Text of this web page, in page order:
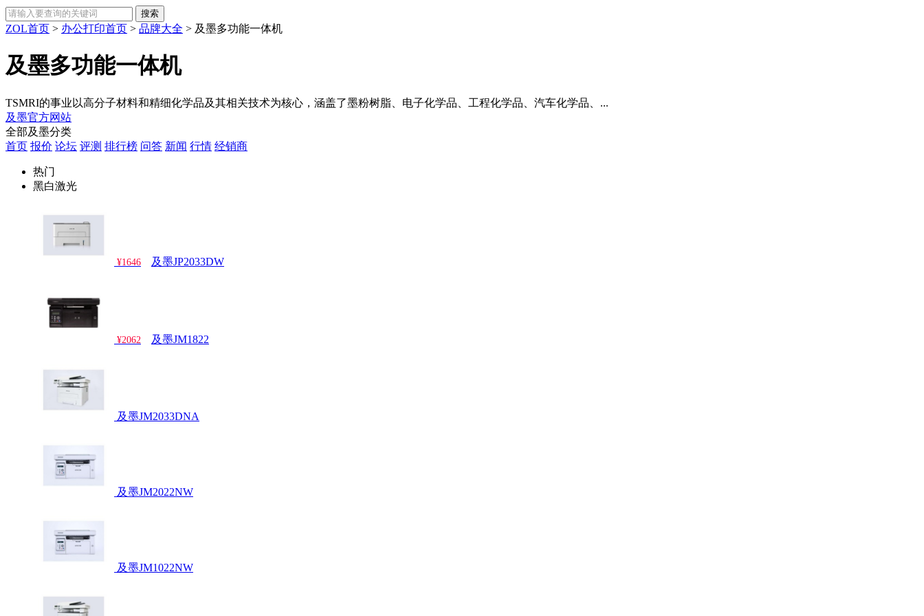
ZOL首页 > 办公打印首页 > 品牌大全 > 及墨多功能一体机
及墨多功能一体机
TSMRI的事业以高分子材料和精细化学品及其相关技术为核心，涵盖了墨粉树脂、电子化学品、工程化学品、汽车化学品、...
及墨官方网站
全部及墨分类
首页 报价 论坛 评测 排行榜 问答 新闻 行情 经销商
热门
黑白激光
¥1646 及墨JP2033DW
¥2062 及墨JM1822
及墨JM2033DNA
及墨JM2022NW
及墨JM1022NW